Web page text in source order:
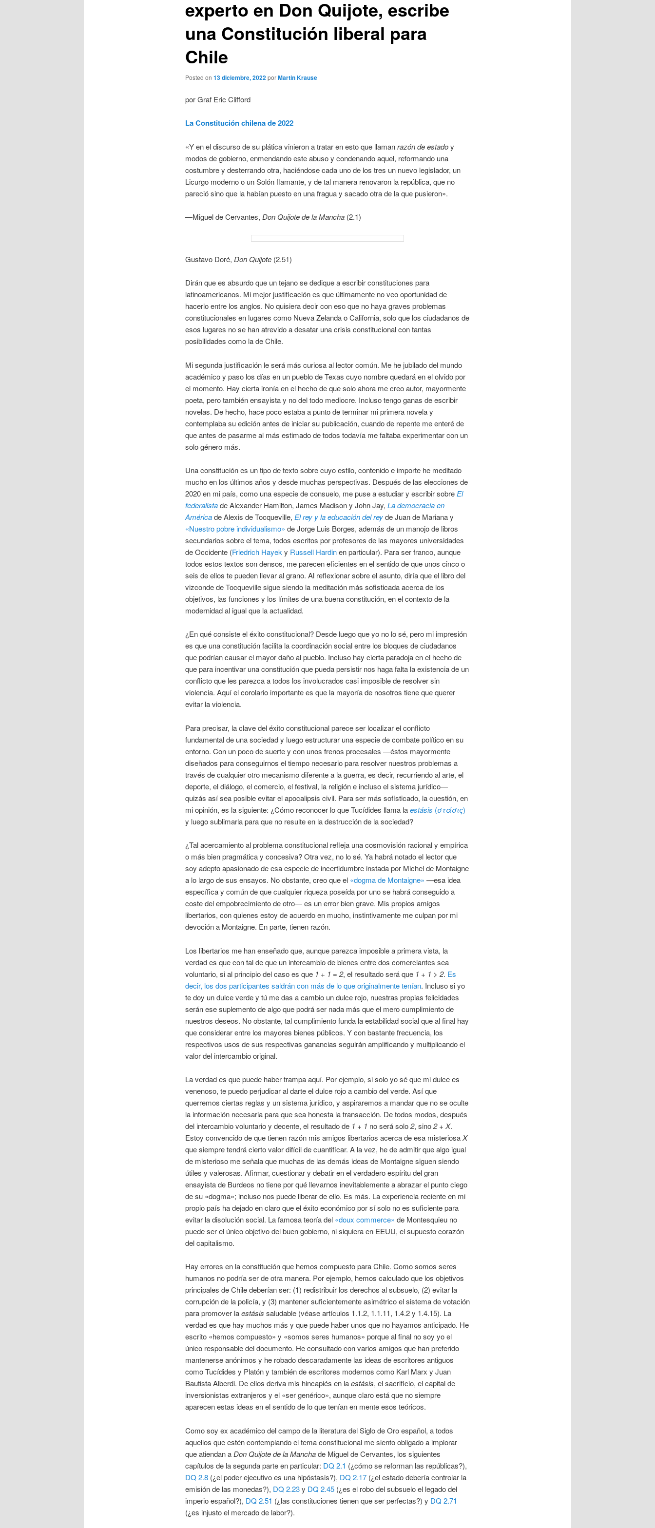
experto en Don Quijote, escribe
una Constitución liberal para
Chile
Posted on 13 diciembre, 2022porMartin Krause
por Graf Eric Clifford
La Constitución chilena de 2022
«Y en el discurso de su plática vinieron a tratar en esto que llamanrazón de estadoy
modos de gobierno, enmendando este abuso y condenando aquel, reformando una
costumbre y desterrando otra, haciéndose cada uno de los tres un nuevo legislador, un
Licurgo moderno o un Solón flamante, y de tal manera renovaron la república, que no
pareció sino que la habían puesto en una fragua y sacado otra de la que pusieron».
—Miguel de Cervantes, Don Quijote de la Mancha(2.1)
Gustavo Doré, Don Quijote(2.51)
Dirán que es absurdo que un tejano se dedique a escribir constituciones para
latinoamericanos. Mi mejor justificación es que últimamente no veo oportunidad de
hacerlo entre los anglos. No quisiera decir con eso que no haya graves problemas
constitucionales en lugares como Nueva Zelanda o California, solo que los ciudadanos de
esos lugares no se han atrevido a desatar una crisis constitucional con tantas
posibilidades como la de Chile.
Mi segunda justificación le será más curiosa al lector común. Me he jubilado del mundo
académico y paso los días en un pueblo de Texas cuyo nombre quedará en el olvido por
el momento. Hay cierta ironía en el hecho de que solo ahora me creo autor, mayormente
poeta, pero también ensayista y no del todo mediocre. Incluso tengo ganas de escribir
novelas. De hecho, hace poco estaba a punto de terminar mi primera novela y
contemplaba su edición antes de iniciar su publicación, cuando de repente me enteré de
que antes de pasarme al más estimado de todos todavía me faltaba experimentar con un
solo género más.
Una constitución es un tipo de texto sobre cuyo estilo, contenido e importe he meditado
mucho en los últimos años y desde muchas perspectivas. Después de las elecciones de
2020 en mi país, como una especie de consuelo, me puse a estudiar y escribir sobre El
federalistade Alexander Hamilton, James Madison y John Jay, La democracia en
Américade Alexis de Tocqueville, El rey y la educación del reyde Juan de Mariana y
«Nuestro pobre individualismo» de Jorge Luis Borges, además de un manojo de libros
secundarios sobre el tema, todos escritos por profesores de las mayores universidades
de Occidente (Friedrich Hayek y Russell Hardinen particular). Para ser franco, aunque
todos estos textos son densos, me parecen eficientes en el sentido de que unos cinco o
seis de ellos te pueden llevar al grano. Al reflexionar sobre el asunto, diría que el libro del
vizconde de Tocqueville sigue siendo la meditación más sofisticada acerca de los
objetivos, las funciones y los límites de una buena constitución, en el contexto de la
modernidad al igual que la actualidad.
¿En qué consiste el éxito constitucional? Desde luego que yo no lo sé, pero mi impresión
es que una constitución facilita la coordinación social entre los bloques de ciudadanos
que podrían causar el mayor daño al pueblo. Incluso hay cierta paradoja en el hecho de
que para incentivar una constitución que pueda persistir nos haga falta la existencia de un
conflicto que les parezca a todos los involucrados casi imposible de resolver sin
violencia. Aquí el corolario importante es que la mayoría de nosotros tiene que querer
evitar la violencia.
Para precisar, la clave del éxito constitucional parece ser localizar el conflicto
fundamental de una sociedad y luego estructurar una especie de combate político en su
entorno. Con un poco de suerte y con unos frenos procesales —éstos mayormente
diseñados para conseguirnos el tiempo necesario para resolver nuestros problemas a
través de cualquier otro mecanismo diferente a la guerra, es decir, recurriendo al arte, el
deporte, el diálogo, el comercio, el festival, la religión e incluso el sistema jurídico—
quizás así sea posible evitar el apocalipsis civil. Para ser más sofisticado, la cuestión, en
mi opinión, es la siguiente: ¿Cómo reconocer lo que Tucídides llama laestásis (στάσις)
y luego sublimarla para que no resulte en la destrucción de la sociedad?
¿Tal acercamiento al problema constitucional refleja una cosmovisión racional y empírica
o más bien pragmática y concesiva? Otra vez, no lo sé. Ya habrá notado el lector que
soy adepto apasionado de esa especie de incertidumbre instada por Michel de Montaigne
a lo largo de sus ensayos. No obstante, creo que el «dogma de Montaigne» —esa idea
específica y común de que cualquier riqueza poseída por uno se habrá conseguido a
coste del empobrecimiento de otro— es un error bien grave. Mis propios amigos
libertarios, con quienes estoy de acuerdo en mucho, instintivamente me culpan por mi
devoción a Montaigne. En parte, tienen razón.
Los libertarios me han enseñado que, aunque parezca imposible a primera vista, la
verdad es que con tal de que un intercambio de bienes entre dos comerciantes sea
voluntario, si al principio del caso es que 1 + 1 = 2, el resultado será que 1 + 1 > 2. Es
decir, los dos participantes saldrán con más de lo que originalmente tenían. Incluso si yo
te doy un dulce verde y tú me das a cambio un dulce rojo, nuestras propias felicidades
serán ese suplemento de algo que podrá ser nada más que el mero cumplimiento de
nuestros deseos. No obstante, tal cumplimiento funda la estabilidad social que al final hay
que considerar entre los mayores bienes públicos. Y con bastante frecuencia, los
respectivos usos de sus respectivas ganancias seguirán amplificando y multiplicando el
valor del intercambio original.
La verdad es que puede haber trampa aquí. Por ejemplo, si solo yo sé que mi dulce es
venenoso, te puedo perjudicar al darte el dulce rojo a cambio del verde. Así que
querremos ciertas reglas y un sistema jurídico, y aspiraremos a mandar que no se oculte
la información necesaria para que sea honesta la transacción. De todos modos, después
del intercambio voluntario y decente, el resultado de 1 + 1 no será solo2, sino2 + X.
Estoy convencido de que tienen razón mis amigos libertarios acerca de esa misteriosaX
que siempre tendrá cierto valor difícil de cuantificar. A la vez, he de admitir que algo igual
de misterioso me señala que muchas de las demás ideas de Montaigne siguen siendo
útiles y valerosas. Afirmar, cuestionar y debatir en el verdadero espíritu del gran
ensayista de Burdeos no tiene por qué llevarnos inevitablemente a abrazar el punto ciego
de su «dogma»; incluso nos puede liberar de ello. Es más. La experiencia reciente en mi
propio país ha dejado en claro que el éxito económico por sí solo no es suficiente para
evitar la disolución social. La famosa teoría del «doux commerce» de Montesquieu no
puede ser el único objetivo del buen gobierno, ni siquiera en EEUU, el supuesto corazón
del capitalismo.
Hay errores en la constitución que hemos compuesto para Chile. Como somos seres
humanos no podría ser de otra manera. Por ejemplo, hemos calculado que los objetivos
principales de Chile deberían ser: (1) redistribuir los derechos al subsuelo, (2) evitar la
corrupción de la policía, y (3) mantener suficientemente asimétrico el sistema de votación
para promover laestásis saludable (véase artículos 1.1.2, 1.1.11, 1.4.2 y 1.4.15). La
verdad es que hay muchos más y que puede haber unos que no hayamos anticipado. He
escrito «hemos compuesto» y «somos seres humanos» porque al final no soy yo el
único responsable del documento. He consultado con varios amigos que han preferido
mantenerse anónimos y he robado descaradamente las ideas de escritores antiguos
como Tucídides y Platón y también de escritores modernos como Karl Marx y Juan
Bautista Alberdi. De ellos deriva mis hincapiés en laestásis, el sacrificio, el capital de
inversionistas extranjeros y el «ser genérico», aunque claro está que no siempre
aparecen estas ideas en el sentido de lo que tenían en mente esos teóricos.
Como soy ex académico del campo de la literatura del Siglo de Oro español, a todos
aquellos que estén contemplando el tema constitucional me siento obligado a implorar
que atiendan a Don Quijote de la Manchade Miguel de Cervantes, los siguientes
capítulos de la segunda parte en particular: DQ 2.1 (¿cómo se reforman las repúblicas?),
DQ 2.8(¿el poder ejecutivo es una hipóstasis?), DQ 2.17(¿el estado debería controlar la
emisión de las monedas?), DQ 2.23y DQ 2.45(¿es el robo del subsuelo el legado del
imperio español?), DQ 2.51 (¿las constituciones tienen que ser perfectas?) y DQ 2.71
(¿es injusto el mercado de labor?).